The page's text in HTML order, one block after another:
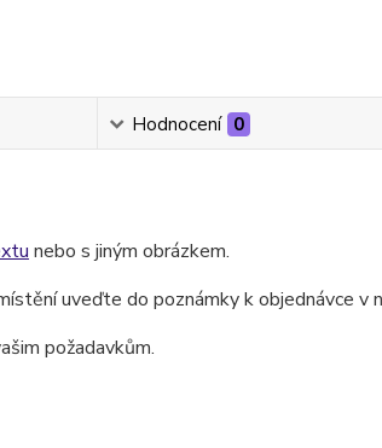
Hodnocení 0
nebo s jiným obrázkem.
uveďte do poznámky k objednávce v
požadavkům.